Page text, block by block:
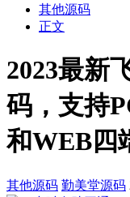
其他源码
正文
2023最新
码，支持
和WEB四
其他源码 勤美堂源码